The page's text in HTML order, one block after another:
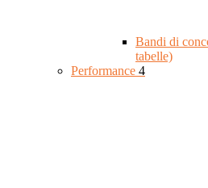
Bandi di
tabelle)
Performance 4